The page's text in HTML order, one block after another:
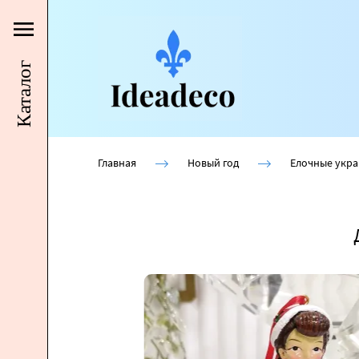
Каталог
Главная Новый год Елочные